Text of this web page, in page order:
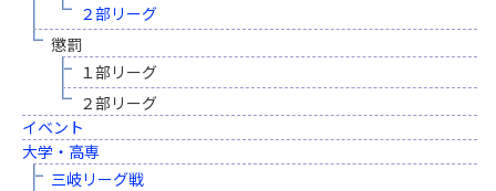
２部リーグ
懲罰
１部リーグ
２部リーグ
イベント
大学・高専
三岐リーグ戦